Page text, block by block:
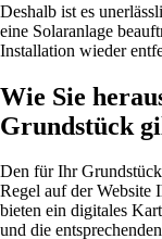
Deshalb ist es
eine Solaranlage
Installation wieder
Wie Sie
Grundstück
Den für Ihr
Regel auf der Website
bieten ein digitales
und die